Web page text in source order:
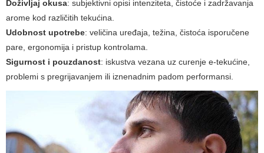
Doživljaj okusa: subjektivni opisi intenziteta, čistoće i zadržavanja
arome kod različitih tekućina.
Udobnost upotrebe: veličina uređaja, težina, čistoća isporučene
pare, ergonomija i pristup kontrolama.
Sigurnost i pouzdanost: iskustva vezana uz curenje e-tekućine,
problemi s pregrijavanjem ili iznenadnim padom performansi.